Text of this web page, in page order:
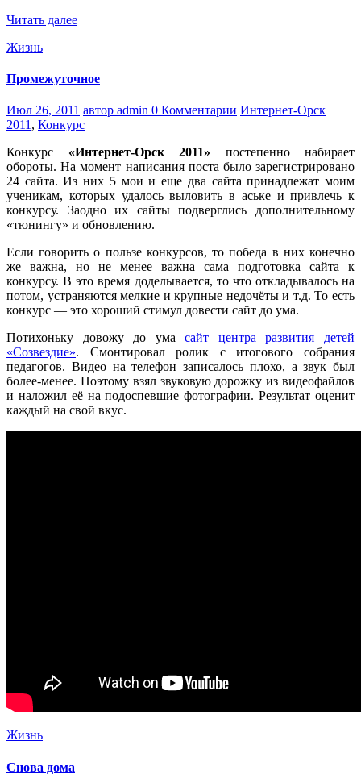
Читать далее
Жизнь
Промежуточное
Июл 26, 2011 автор admin 0 Комментарии Интернет-Орск
2011 , Конкурс
Конкурс «Интернет-Орск 2011» постепенно набирает
обороты. На момент написания поста было зарегистрировано
24 сайта. Из них 5 мои и еще два сайта принадлежат моим
ученикам, которых удалось выловить в аське и привлечь к
конкурсу. Заодно их сайты подверглись дополнительному
«тюнингу» и обновлению.
Если говорить о пользе конкурсов, то победа в них конечно
же важна, но не менее важна сама подготовка сайта к
конкурсу. В это время доделывается, то что откладывалось на
потом, устраняются мелкие и крупные недочёты и т.д. То есть
конкурс — это хороший стимул довести сайт до ума.
Потихоньку довожу до умасайт центра развития детей
«Созвездие». Смонтировал ролик с итогового собрания
педагогов. Видео на телефон записалось плохо, а звук был
более-менее. Поэтому взял звуковую дорожку из видеофайлов
и наложил её на подоспевшие фотографии. Результат оценит
каждый на свой вкус.
Жизнь
Снова дома